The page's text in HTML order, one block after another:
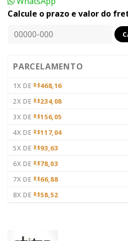
Calcule o prazo e valor do
PARCELAMENTO
1X DE R$468,16
2X DE R$234,08
3X DE R$156,05
4X DE R$117,04
5X DE R$93,63
6X DE R$78,03
7X DE R$66,88
8X DE R$58,52